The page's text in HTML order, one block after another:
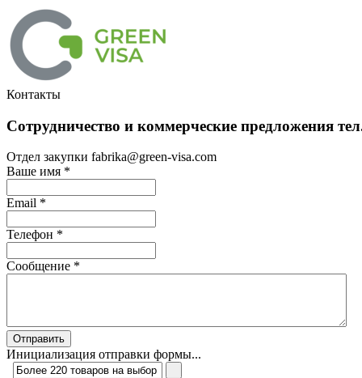
Контакты
Сотрудничество и коммерческие предложения
Отдел закупки fabrika@green-visa.com
Ваше имя *
Email *
Телефон *
Сообщение *
Отправить
Инициализация отправки формы...